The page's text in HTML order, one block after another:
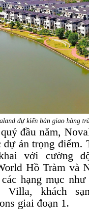
dự kiến bàn giao hàng
đầu năm,
dự án trọng điểm.
với cường
Hồ Tràm và
hạng mục
Villa, khách
giai đoạn 1.